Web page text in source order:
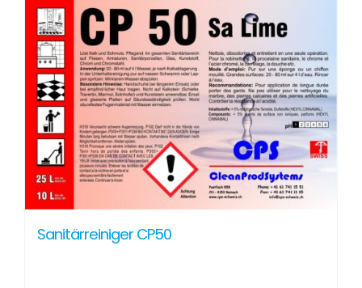
Sanitärreiniger CP50